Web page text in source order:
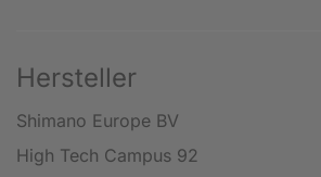
Hersteller
Shimano Europe BV
High Tech Campus 92